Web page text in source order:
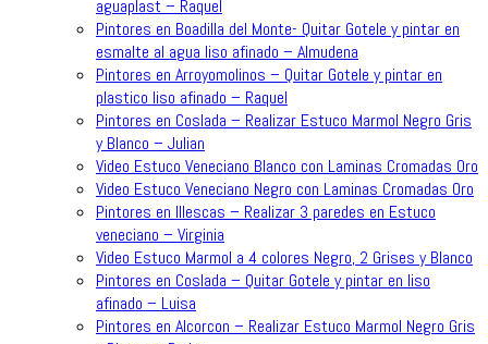
aguaplast – Raquel
Pintores en Boadilla del Monte- Quitar Gotele y pintar en
esmalte al agua liso afinado – Almudena
Pintores en Arroyomolinos – Quitar Gotele y pintar en
plastico liso afinado – Raquel
Pintores en Coslada – Realizar Estuco Marmol Negro Gris
y Blanco – Julian
Video Estuco Veneciano Blanco con Laminas Cromadas Oro
Video Estuco Veneciano Negro con Laminas Cromadas Oro
Pintores en Illescas – Realizar 3 paredes en Estuco
veneciano – Virginia
Video Estuco Marmol a 4 colores Negro, 2 Grises y Blanco
Pintores en Coslada – Quitar Gotele y pintar en liso
afinado – Luisa
Pintores en Alcorcon – Realizar Estuco Marmol Negro Gris